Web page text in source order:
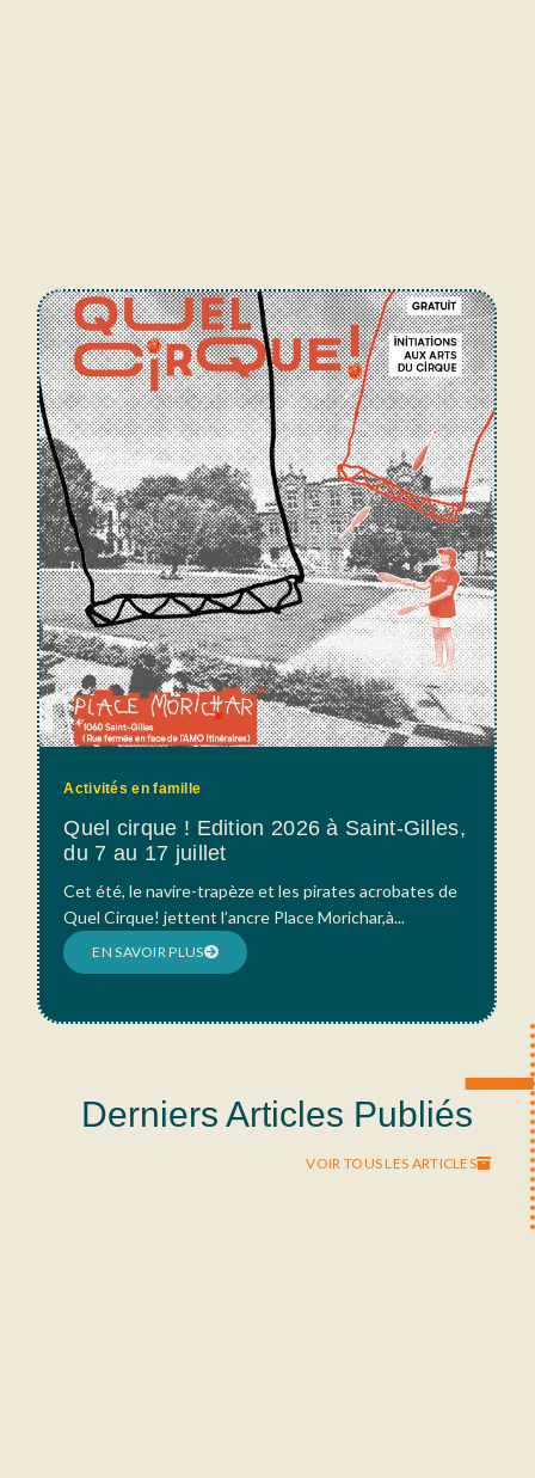
Derniers Articles Publiés
VOIR TOUS LES ARTICLES
Activités en famille
Quel cirque ! Edition 2026 à Saint-Gilles,
du 7 au 17 juillet
Cet été, le navire-trapèze et les pirates acrobates de
Quel Cirque! jettent l’ancre Place Morichar,à...
EN SAVOIR PLUS